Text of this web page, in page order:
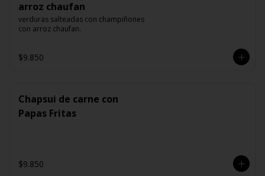
arroz chaufan
verduras salteadas con champiñones
con arroz chaufan.
$9.850
Chapsui de carne con
Papas Fritas
$9.850